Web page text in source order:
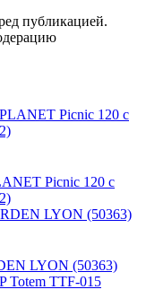
публикацией.
Picnic 120 с
LYON (50363)